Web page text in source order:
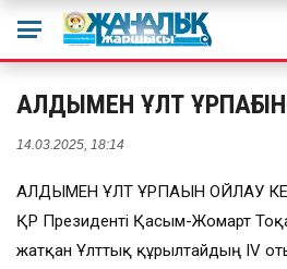
АЛДЫМЕН ҰЛТ
14.03.2025, 18:14
АЛДЫМЕН ҰЛТ ҰРПАҒЫН ОЙЛАУ
ҚР Президенті Қасым-Жомарт
жатқан Ұлттық құрылтайдың IV